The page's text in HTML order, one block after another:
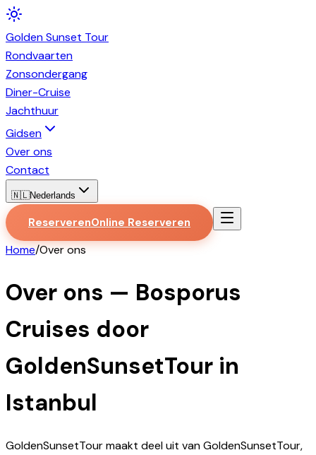
GoldenSunset Tour
Rondvaarten
Zonsondergang
Diner-Cruise
Jachthuur
Gidsen
Over ons
Contact
🇳🇱Nederlands
ReserverenOnline Reserveren
Home/Over ons
Over ons — Bosporus
Cruises door
GoldenSunsetTour in
Istanbul
GoldenSunsetTour maakt deel uit van GoldenSunsetTour,